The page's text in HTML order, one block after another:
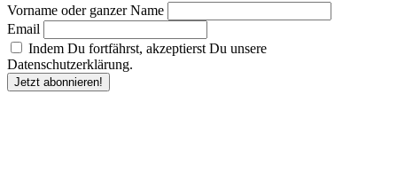
Vorname oder ganzer Name
Email
Indem Du fortfährst, akzeptierst Du unsere
Datenschutzerklärung.